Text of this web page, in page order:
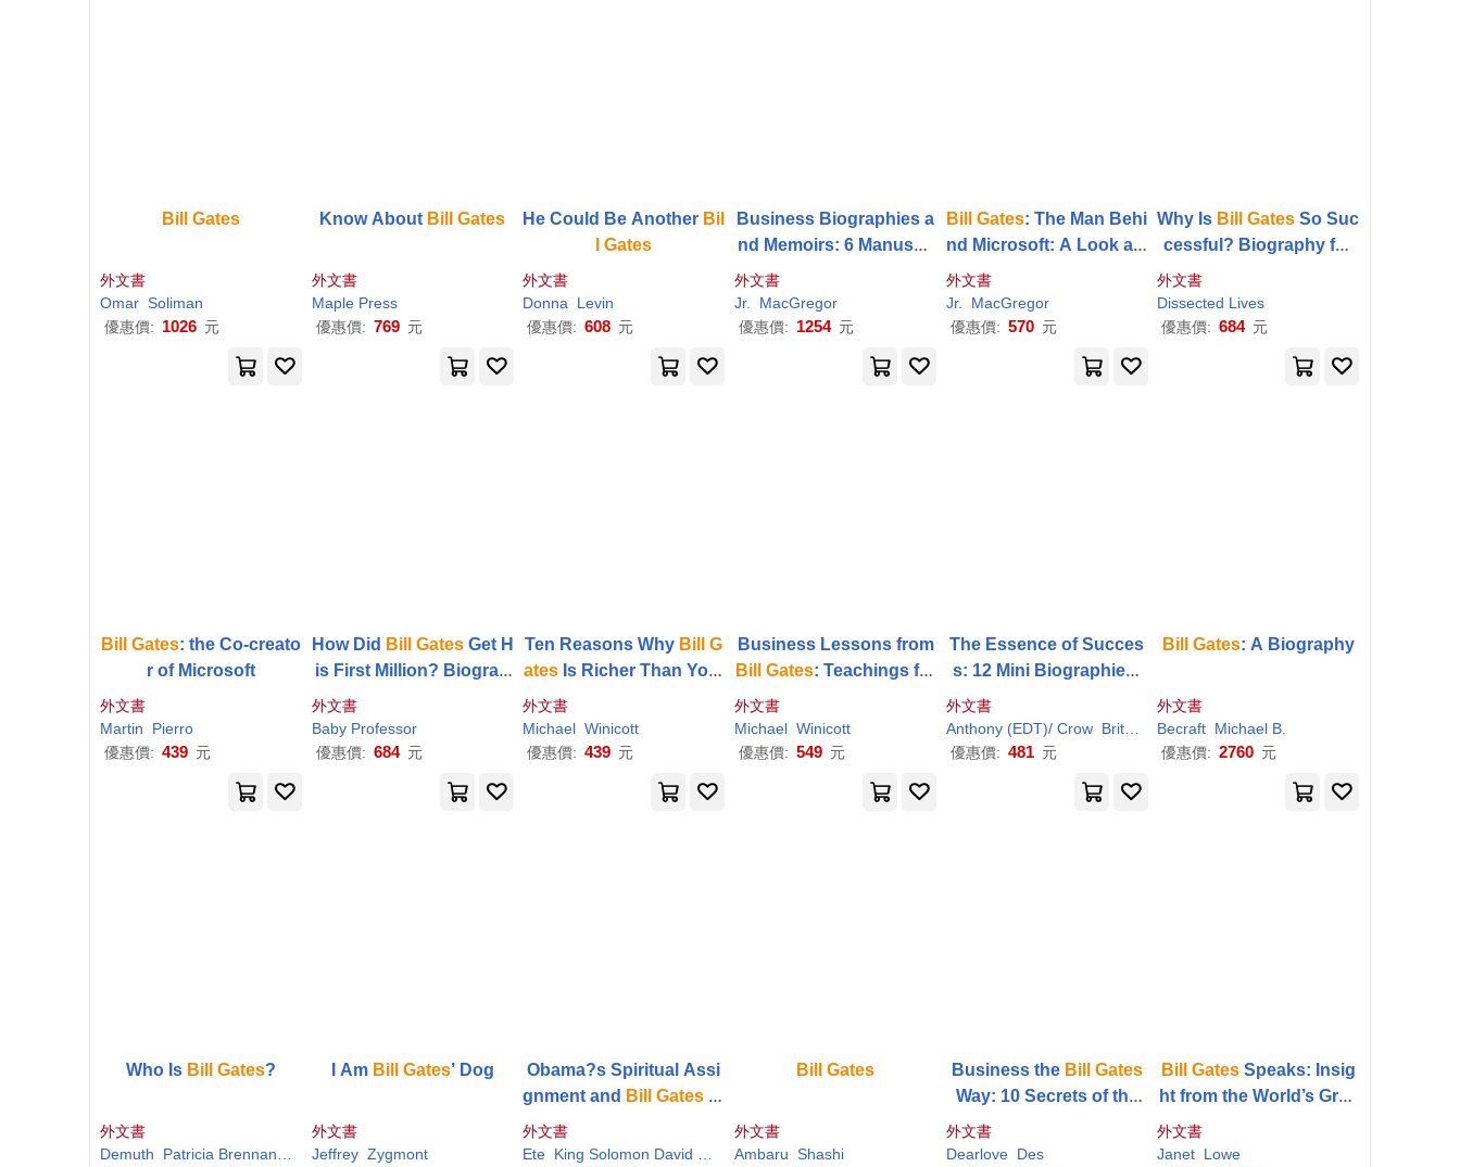
Bill Gates
外文書
Omar Soliman
優惠價: 1026 元
Know About Bill Gates
外文書
Maple Press
優惠價: 769 元
He Could Be Another Bil
Gates
外文書
Donna
Levin
優惠價: 608 元
Business Biographies a
nd Memoirs: 6 Manuscri
pts: Jeff Bezos, Elon Mu
sk, Steve Jobs,
s, Jack Ma, Richard
外文書
Jr.
MacGregor
優惠價: 1254 元
Bill Gates: The Man Behi
nd Microsoft: A Look at t
he Man Who Changed t
he World We Live In
外文書
Jr.
MacGregor
優惠價: 570 元
Why Is Bill Gates So Suc
cessful? Biography for
Kids 9-12 - Childrens Bi
ography Books
外文書
Dissected Lives
優惠價: 684 元
Bill Gates: the Co-creato
r of Microsoft
外文書
Martin
Pierro
優惠價: 439 元
How Did Bill GatesGet H
is First Million? Biograp
hy of Famous People - C
hildren’’s Biography Bo
oks
外文書
Baby Professor
優惠價: 684 元
Ten Reasons Why Bill
G
atesIs Richer Than You:
10 Reasons You Could
Cash In To Improve You
r Wealth
外文書
Michael Winicott
優惠價: 439 元
Business Lessons from
Bill
Gates: Teachings fro
m the Richest Man in the
World
外文書
Michael Winicott
優惠價: 549 元
The Essence of Succes
s: 12 Mini Biographies:
Richard Branson
tesNelson Mandela Ste
ven Spielberg Stephen
外文書
Anthony (EDT)/ Crow Brito Damien/ Cheek Mark (EDT)/ Carr
優惠價: 481 元
Bill Gates: A Biography
外文書
Becraft Michael B.
優惠價: 2760 元
Who Is Bill Gates?
外文書
Demuth
Patricia Brennan/ Hammond
Ted (ILT)
I Am Bill Gates’ Dog
外文書
Jeffrey Zygmont
Obama?s Spiritual Assi
gnment and Bill Gates of
外文書
Ete King Solomon David Jesse
Bill Gates
外文書
Ambaru Shashi
Business the Bill
Gates
Way: 10 Secrets of the
World’s Richest Busines
s Leader
外文書
Dearlove Des
Bill GatesSpeaks: Insig
ht from the World’s Grea
test Entrepreneur
外文書
Janet Lowe